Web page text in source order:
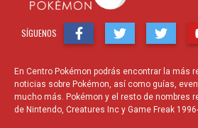
SÍGUENOS
En Centro Pokémon podrás encontrar la más
noticias sobre Pokémon, así como guías,
mucho más. Pokémon y el resto de nombres
de Nintendo, Creatures Inc y Game Freak